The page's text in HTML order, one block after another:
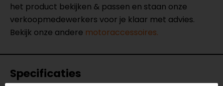
het product bekijken & passen en staan onze
verkoopmedewerkers voor je klaar met advies.
Bekijk onze andere motoraccessoires.
Specificaties